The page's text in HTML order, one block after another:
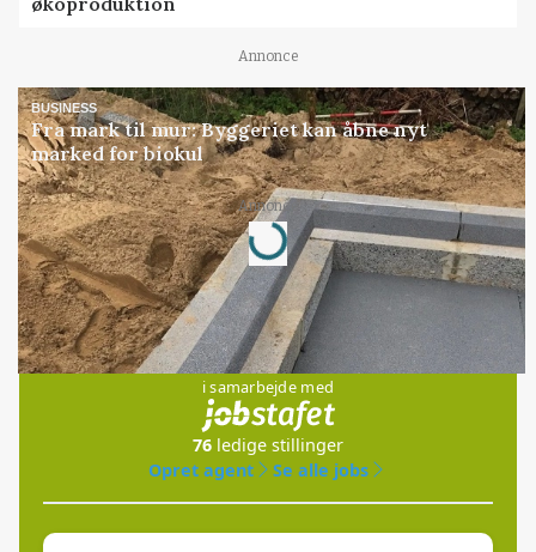
Annonce
BUSINESS
Fra mark til mur: Byggeriet kan åbne nyt
marked for biokul
Annonce
Loading...
Jobs
i samarbejde med
76 ledige stillinger
Opret agent
Se alle jobs